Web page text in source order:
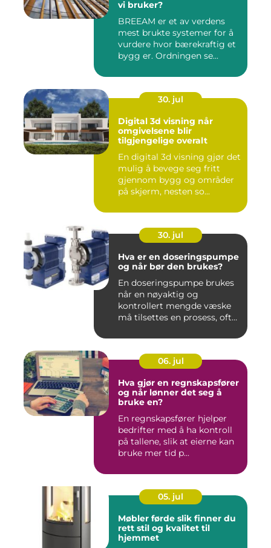
vi bruker?
BREEAM er et av verdens
mest brukte systemer for å
vurdere hvor bærekraftig et
bygg er. Ordningen se...
30. jul
Digital 3d visning når
omgivelsene blir
tilgjengelige overalt
En digital 3d visning gjør det
mulig å bevege seg fritt
gjennom bygg og områder
på skjerm, nesten so...
30. jul
Hva er en doseringspumpe
og når bør den brukes?
En doseringspumpe brukes
når en nøyaktig og
kontrollert mengde væske
må tilsettes en prosess, ofte
06. jul
Hva gjør en regnskapsfører
og når lønner det seg å
bruke en?
En regnskapsfører hjelper
bedrifter med å ha kontroll
på tallene, slik at eierne kan
bruke mer tid p...
05. jul
Møbler førde slik finner du
rett stil og kvalitet til
hjemmet